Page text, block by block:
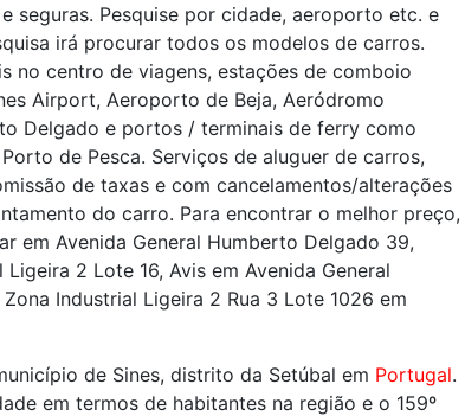
seguras. Pesquise por cidade, aeroporto etc. e
irá procurar todos os modelos de carros.
no centro de viagens, estações de comboio
Airport, Aeroporto de Beja, Aeródromo
Delgado e portos / terminais de ferry como
de Pesca. Serviços de aluguer de carros,
de taxas e com cancelamentos/alterações
do carro. Para encontrar o melhor preço,
em Avenida General Humberto Delgado 39,
2 Lote 16, Avis em Avenida General
Industrial Ligeira 2 Rua 3 Lote 1026 em
de Sines, distrito da Setúbal em Portugal.
em termos de habitantes na região e o 159º